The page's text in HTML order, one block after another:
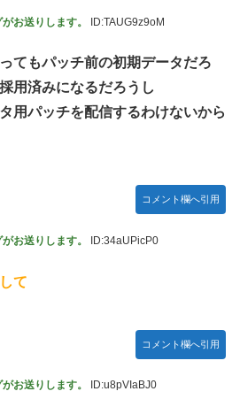
お送りします。 ID:TAUG9z9oM
てもパッチ前の初期データだろ
用済みになるだろうし
用パッチを配信するわけないから
コメント欄へ引用
お送りします。 ID:34aUPicP0
て
コメント欄へ引用
お送りします。 ID:u8pVIaBJ0